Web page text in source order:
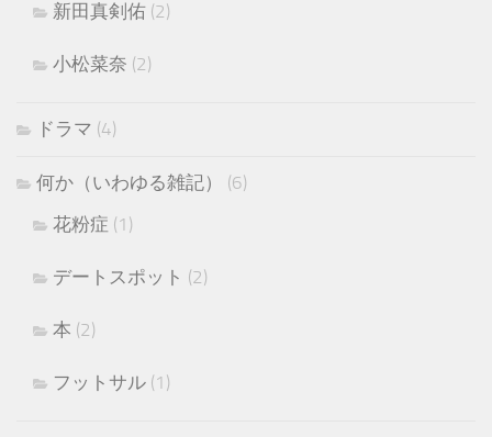
新田真剣佑 (2)
小松菜奈 (2)
ドラマ (4)
何か（いわゆる雑記）
(6)
花粉症 (1)
デートスポット (2)
本 (2)
フットサル (1)